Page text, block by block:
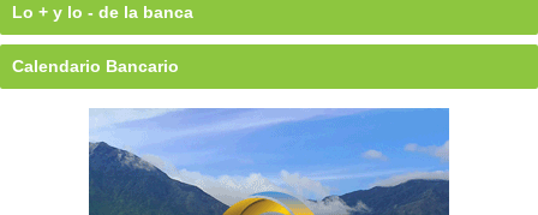
Lo + y lo - de la banca
Calendario Bancario